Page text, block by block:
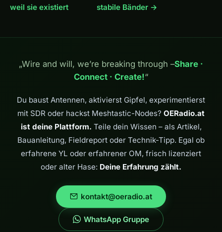
weil sie existiert
stabile Bänder →
„Wire and will, we’re breaking through –Share ·
Connect · Create!“
Du baust Antennen, aktivierst Gipfel, experimentierst
mit SDR oder hackst Meshtastic-Nodes? OERadio.at
ist deine Plattform. Teile dein Wissen – als Artikel,
Bauanleitung, Fieldreport oder Technik-Tipp. Egal ob
erfahrene YL oder erfahrener OM, frisch lizenziert
oder alter Hase: Deine Erfahrung zählt.
kontakt@oeradio.at
WhatsApp Gruppe